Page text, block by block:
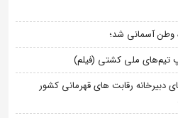
وطن آسمانی شد؛
تیم‌های ملی کشتی (فیلم)
دبیرخانه رقابت های قهرمانی کشور